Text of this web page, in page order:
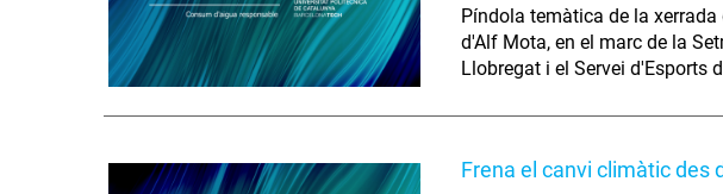
Píndola temàtica de la
d'Alf Mota, en el marc de la
Llobregat i el Servei d'Esports
Frena el canvi climàtic des